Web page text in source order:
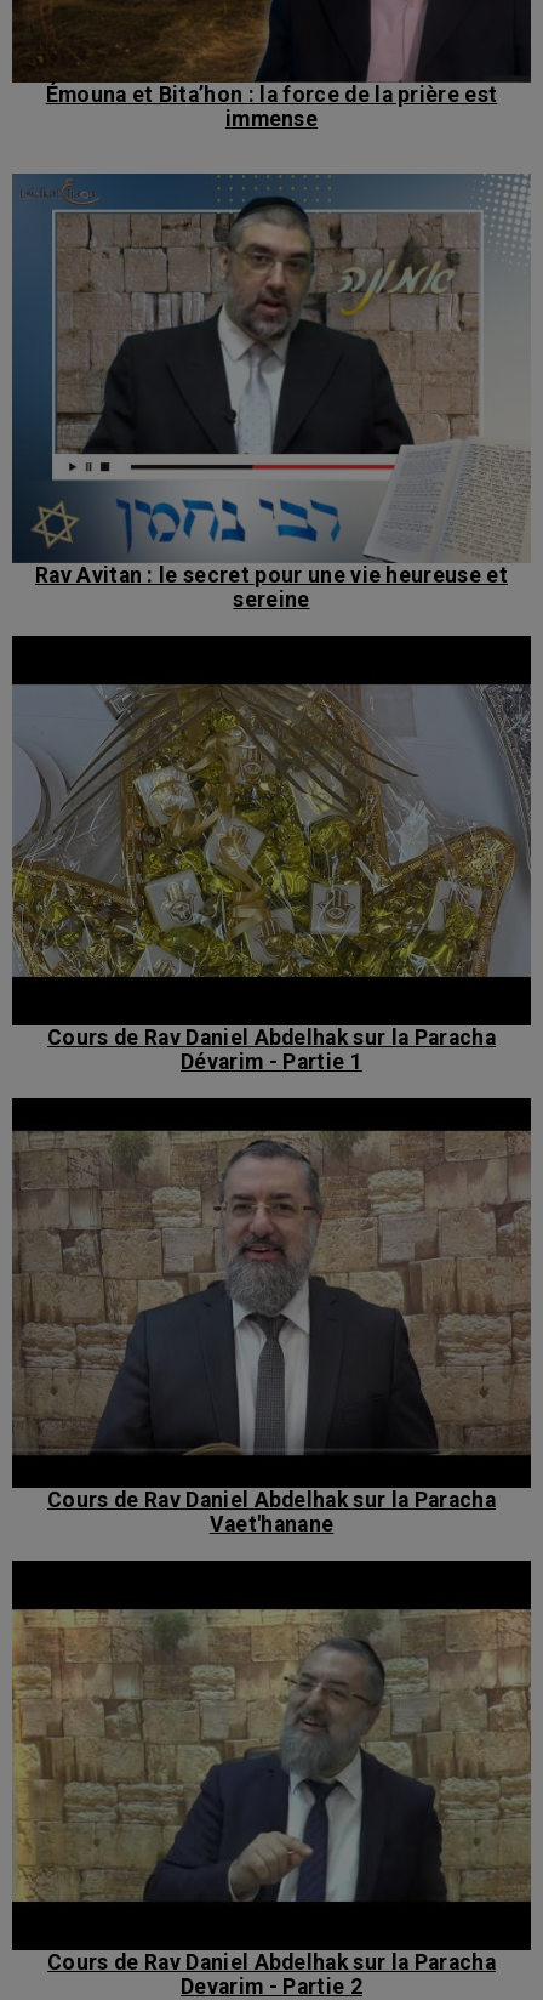
Émouna et Bita’hon : la force de la prière est
immense
Rav Avitan : le secret pour une vie heureuse et
sereine
Cours de Rav Daniel Abdelhak sur la Paracha
Dévarim - Partie 1
Cours de Rav Daniel Abdelhak sur la Paracha
Vaet'hanane
Cours de Rav Daniel Abdelhak sur la Paracha
Devarim - Partie 2